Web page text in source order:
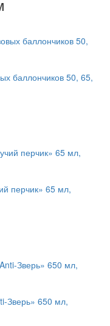
баллончиков 50, 65,
перчик» 65 мл,
Зверь» 650 мл,